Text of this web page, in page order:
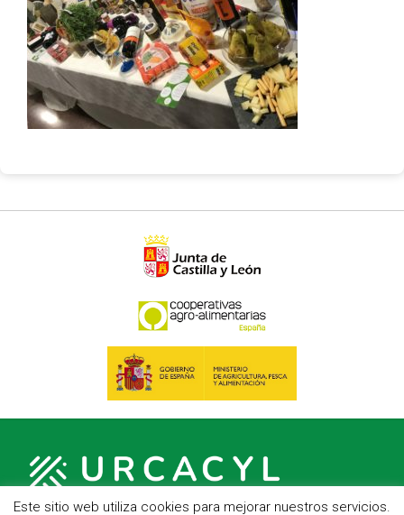
Este sitio web utiliza cookies para mejorar nuestros servicios.